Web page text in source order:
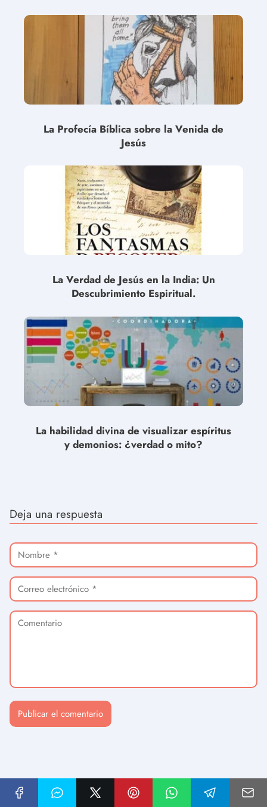
La Profecía Bíblica sobre la Venida de
Jesús
La Verdad de Jesús en la India: Un
Descubrimiento Espiritual.
La habilidad divina de visualizar espíritus
y demonios: ¿verdad o mito?
Deja una respuesta